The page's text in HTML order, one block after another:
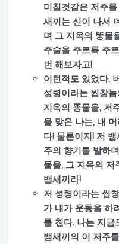
미칠것같은 저주
새끼는 신이 나서
며 그 지옥의 똥물
주술을 주르륵 주
번 해보자고!
이런적도 있었다.
성령이라는 씹창
지옥의 똥물을, 저
을 맞은 나는, 내
다! 물론이지! 저
주의 향기를 발하
물을, 그 지옥의
뱀새끼라!
저 성령이라는 씹
가 내가 운동을 하
를 친다. 나는 지금
뱀새끼의 이 저주